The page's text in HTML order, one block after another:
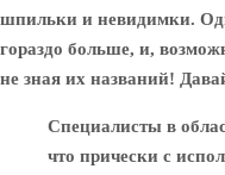
шпильки и невидимки.
гораздо больше, и,
не зная их названий!
Специалисты в
что прически с